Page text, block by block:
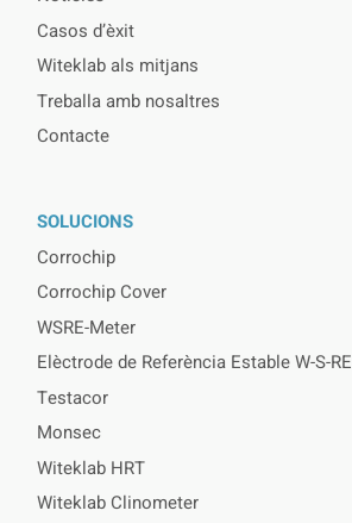
Casos d’èxit
Witeklab als mitjans
Treballa amb nosaltres
Contacte
SOLUCIONS
Corrochip
Corrochip Cover
WSRE-Meter
Elèctrode de Referència Estable W-S-RE
Testacor
Monsec
Witeklab HRT
Witeklab Clinometer